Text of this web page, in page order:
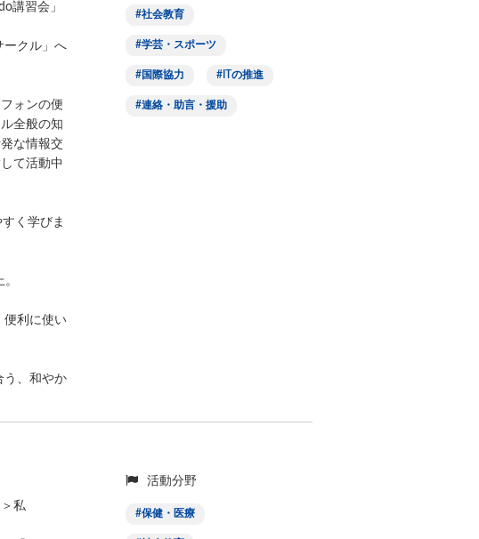
講習会」
ークル」へ
ォンの便
全般の知
な情報交
て活動中
く学びま
便利に使い
う、和やか
社会教育
学芸・スポーツ
国際協力 ITの推進
連絡・助言・援助
私
活動分野
保健・医療